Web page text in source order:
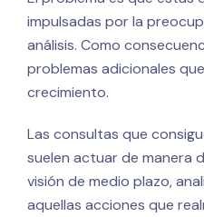
impulsadas por la
análisis. Como
problemas adicionales
crecimiento.
Las consultas que
suelen actuar de manera
visión de medio plazo,
aquellas acciones que